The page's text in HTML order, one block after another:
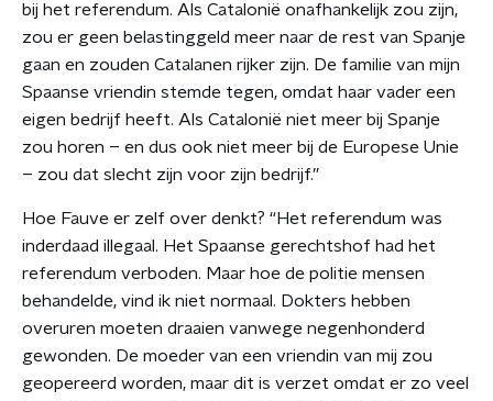
bij het referendum. Als Catalonië onafhankelijk zou zijn,
zou er geen belastinggeld meer naar de rest van Spanje
gaan en zouden Catalanen rijker zijn. De familie van mijn
Spaanse vriendin stemde tegen, omdat haar vader een
eigen bedrijf heeft. Als Catalonië niet meer bij Spanje
zou horen – en dus ook niet meer bij de Europese Unie
– zou dat slecht zijn voor zijn bedrijf.”
Hoe Fauve er zelf over denkt? “Het referendum was
inderdaad illegaal. Het Spaanse gerechtshof had het
referendum verboden. Maar hoe de politie mensen
behandelde, vind ik niet normaal. Dokters hebben
overuren moeten draaien vanwege negenhonderd
gewonden. De moeder van een vriendin van mij zou
geopereerd worden, maar dit is verzet omdat er zo veel